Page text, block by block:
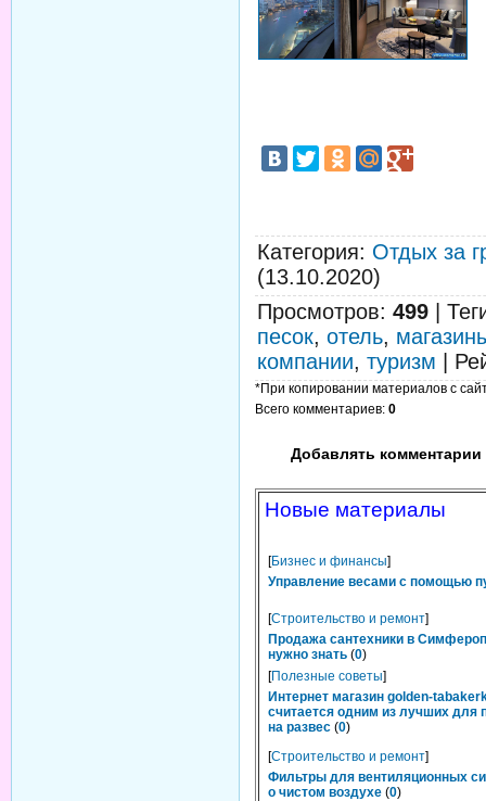
Категория: Отдых за
(13.10.2020)
Просмотров: 499
песок, отель,
компании, туризм
*При копировании материалов с
Всего комментариев: 0
Добавлять комментарии
Новые материалы
[Бизнес и финансы]
Управление весами с помощью
[Строительство и ремонт]
Продажа сантехники в
нужно знать (0)
[Полезные советы]
Интернет магазин golden-
считается одним из лучших для
на развес (0)
[Строительство и ремонт]
Фильтры для вентиляционных
о чистом воздухе (0)